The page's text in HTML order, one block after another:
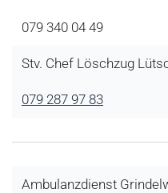
079 340 04 49
Stv. Chef Löschzug
079 287 97 83
Ambulanzdienst